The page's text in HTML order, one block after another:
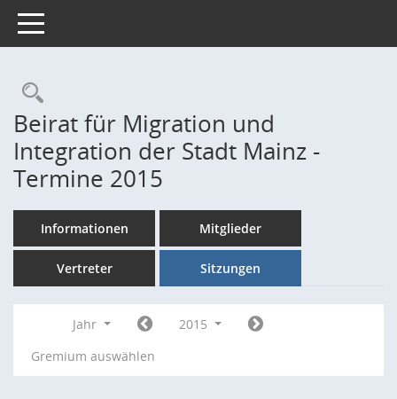
Toggle navigation
Rechercheauswahl
Beirat für Migration und
Integration der Stadt Mainz -
Termine 2015
Informationen Mitglieder
Vertreter Sitzungen
Jahr
2015
Gremium auswählen